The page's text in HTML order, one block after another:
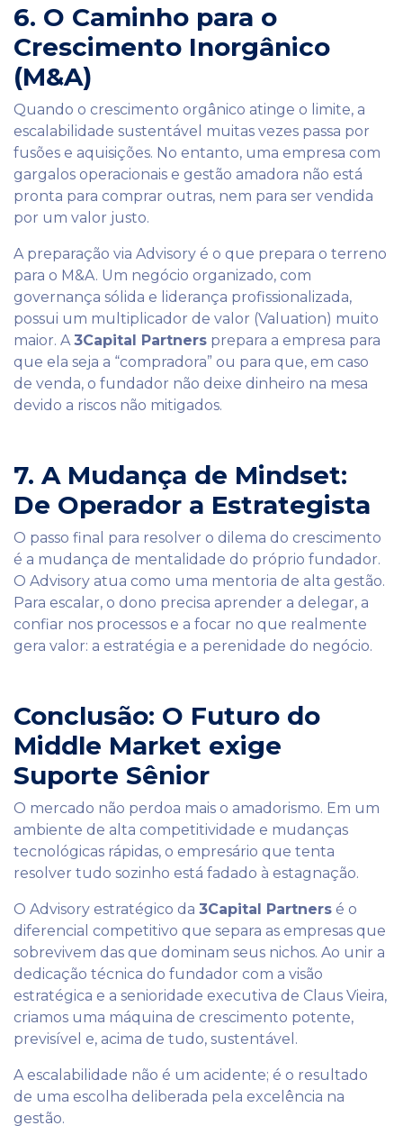
6. O Caminho para o
Crescimento Inorgânico
(M&A)
Quando o crescimento orgânico atinge o limite, a
escalabilidade sustentável muitas vezes passa por
fusões e aquisições. No entanto, uma empresa com
gargalos operacionais e gestão amadora não está
pronta para comprar outras, nem para ser vendida
por um valor justo.
A preparação via Advisory é o que prepara o terreno
para o M&A. Um negócio organizado, com
governança sólida e liderança profissionalizada,
possui um multiplicador de valor (Valuation) muito
maior. A 3Capital Partners prepara a empresa para
que ela seja a “compradora” ou para que, em caso
de venda, o fundador não deixe dinheiro na mesa
devido a riscos não mitigados.
7. A Mudança de Mindset:
De Operador a Estrategista
O passo final para resolver o dilema do crescimento
é a mudança de mentalidade do próprio fundador.
O Advisory atua como uma mentoria de alta gestão.
Para escalar, o dono precisa aprender a delegar, a
confiar nos processos e a focar no que realmente
gera valor: a estratégia e a perenidade do negócio.
Conclusão: O Futuro do
Middle Market exige
Suporte Sênior
O mercado não perdoa mais o amadorismo. Em um
ambiente de alta competitividade e mudanças
tecnológicas rápidas, o empresário que tenta
resolver tudo sozinho está fadado à estagnação.
O Advisory estratégico da 3Capital Partners é o
diferencial competitivo que separa as empresas que
sobrevivem das que dominam seus nichos. Ao unir a
dedicação técnica do fundador com a visão
estratégica e a senioridade executiva de Claus Vieira,
criamos uma máquina de crescimento potente,
previsível e, acima de tudo, sustentável.
A escalabilidade não é um acidente; é o resultado
de uma escolha deliberada pela excelência na
gestão.